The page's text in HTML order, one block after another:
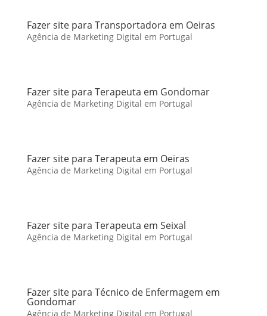
Fazer site para Transportadora em Oeiras
Agência de Marketing Digital em Portugal
Fazer site para Terapeuta em Gondomar
Agência de Marketing Digital em Portugal
Fazer site para Terapeuta em Oeiras
Agência de Marketing Digital em Portugal
Fazer site para Terapeuta em Seixal
Agência de Marketing Digital em Portugal
Fazer site para Técnico de Enfermagem em
Gondomar
Agência de Marketing Digital em Portugal